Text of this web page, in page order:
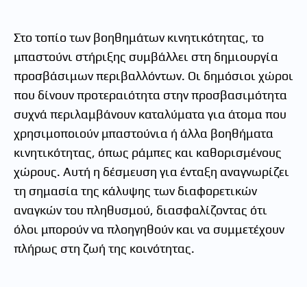
Στο τοπίο των βοηθημάτων κινητικότητας, το
μπαστούνι στήριξης συμβάλλει στη δημιουργία
προσβάσιμων περιβαλλόντων. Οι δημόσιοι χώροι
που δίνουν προτεραιότητα στην προσβασιμότητα
συχνά περιλαμβάνουν καταλύματα για άτομα που
χρησιμοποιούν μπαστούνια ή άλλα βοηθήματα
κινητικότητας, όπως ράμπες και καθορισμένους
χώρους. Αυτή η δέσμευση για ένταξη αναγνωρίζει
τη σημασία της κάλυψης των διαφορετικών
αναγκών του πληθυσμού, διασφαλίζοντας ότι
όλοι μπορούν να πλοηγηθούν και να συμμετέχουν
πλήρως στη ζωή της κοινότητας.